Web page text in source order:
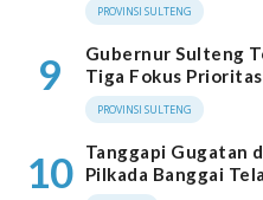
PROVINSI SULTENG
9
Gubernur Sulteng
Tiga Fokus
PROVINSI SULTENG
10
Tanggapi Gugatan
Pilkada Banggai